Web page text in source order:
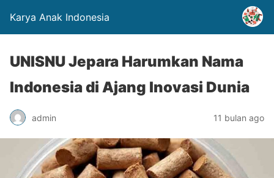
Karya Anak Indonesia
UNISNU Jepara Harumkan Nama
Indonesia di Ajang Inovasi Dunia
admin 11 bulan ago